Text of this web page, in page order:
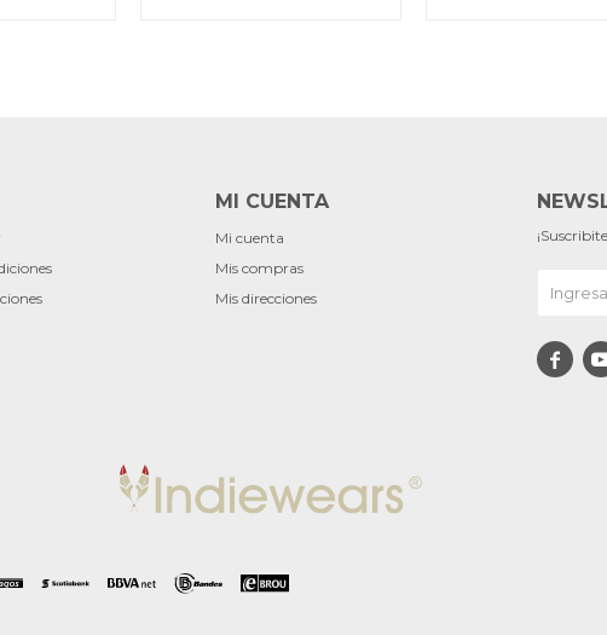
MI CUENTA
Mi cuenta
Mis compras
Mis direcciones
